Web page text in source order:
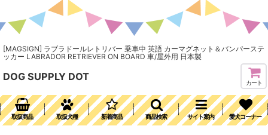
[MAGSIGN] ラブラドールレトリバー 乗車中 英語 カーマグネット＆バンパーステ
ッカー LABRADOR RETRIEVER ON BOARD 車/屋外用 日本製
DOG SUPPLY DOT
カート
取扱商品 取扱犬種 新着商品 商品検索 サイト案内 愛犬コーナー